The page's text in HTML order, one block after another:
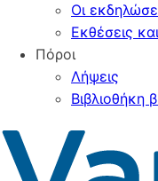
Οι
Εκθέσεις
Πόροι
Λήψεις
Βιβλιοθήκη